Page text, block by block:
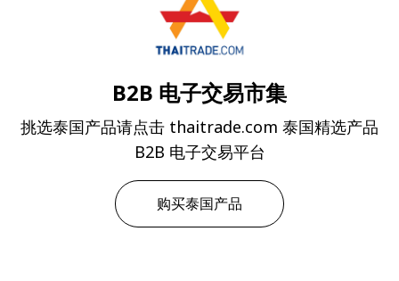
B2B 电子交易市集
挑选泰国产品请点击 thaitrade.com 泰国精选产品
B2B 电子交易平台
购买泰国产品